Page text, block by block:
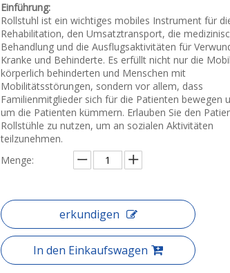
Einführung:
Rollstuhl ist ein wichtiges mobiles Instrument für
Rehabilitation, den Umsatztransport, die
Behandlung und die Ausflugsaktivitäten für
Kranke und Behinderte. Es erfüllt nicht nur die
körperlich behinderten und Menschen mit
Mobilitätsstörungen, sondern vor allem, dass
Familienmitglieder sich für die Patienten bewegen
um die Patienten kümmern. Erlauben Sie den
Rollstühle zu nutzen, um an sozialen Aktivitäten
teilzunehmen.
Menge:
erkundigen
In den Einkaufswagen